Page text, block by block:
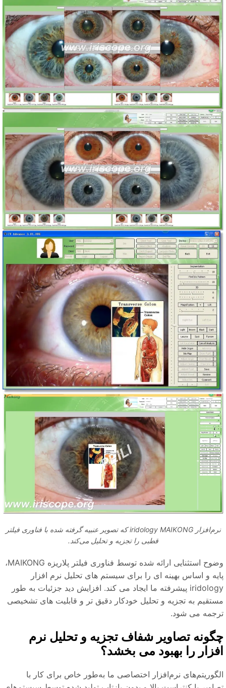
نرم‌افزار iridology MAIKONG که تصویر عنبیه گرفته شده با فناوری فیلتر
قطبی را تجزیه و تحلیل می‌کند.
وضوح استثنایی ارائه شده توسط فناوری فیلتر پلاریزه MAIKONG،
و اساس بهینه ای را برای سیستم های تحلیل نرم افزار
iridology پیشرفته ما ایجاد می کند. افزایش دید جزئیات به طور
به تجزیه و تحلیل خودکار دقیق تر و قابلیت های تشخیصی
می شود.
تصاویر شفاف تجزیه و تحلیل نرم
را بهبود می بخشد؟
نرم‌افزار اختصاصی ما به‌طور خاص برای کار با